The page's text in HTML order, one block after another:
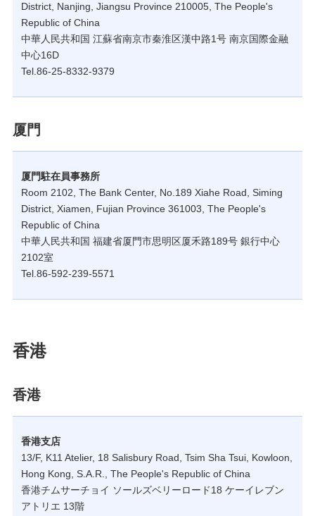
District, Nanjing, Jiangsu Province 210005, The People's
Republic of China
中華人民共和国 江蘇省南京市秦淮区漢中路1号 南京国際金融
中心16D
Tel.86-25-8332-9379
厦門
厦門駐在員事務所
Room 2102, The Bank Center, No.189 Xiahe Road, Siming
District, Xiamen, Fujian Province 361003, The People's
Republic of China
中華人民共和国 福建省厦門市思明区厦禾路189号 銀行中心
2102室
Tel.86-592-239-5571
香港
香港
香港支店
13/F, K11 Atelier, 18 Salisbury Road, Tsim Sha Tsui, Kowloon,
Hong Kong, S.A.R., The People's Republic of China
香港チムサーチョイ ソールズベリーロード18 ケーイレブン
アトリエ 13階